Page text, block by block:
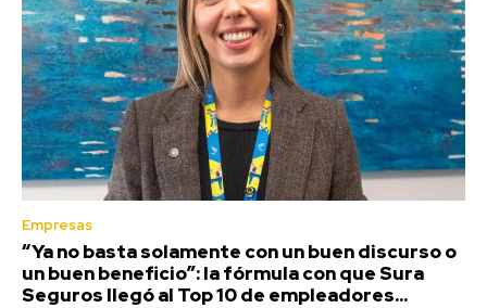
Empresas
“Ya no basta solamente con un buen discurso o
un buen beneficio”: la fórmula con que Sura
Seguros llegó al Top 10 de empleadores...